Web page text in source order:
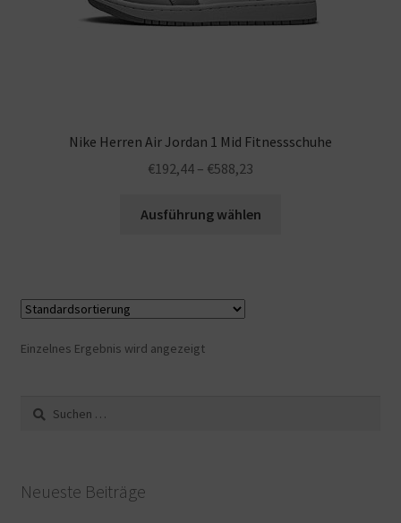
Nike Herren Air Jordan 1 Mid Fitnessschuhe
€192,44 – €588,23
Ausführung wählen
Einzelnes Ergebnis wird angezeigt
Suche
nach:
Neueste Beiträge